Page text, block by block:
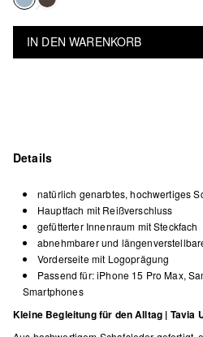
IN DEN WARENKORB
Details
natürlich genarbtes, hochwertiges
Hauptfach mit Reißverschluss
gefütterter Innenraum mit Steckfach
abnehmbarer und
Vorderseite mit Logoprägung
Passend für: iPhone 15 Pro Max,
Smartphones
Kleine Begleitung für den Alltag | Tavia